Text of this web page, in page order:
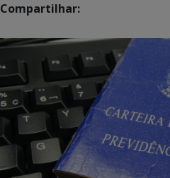
Compartilhar: